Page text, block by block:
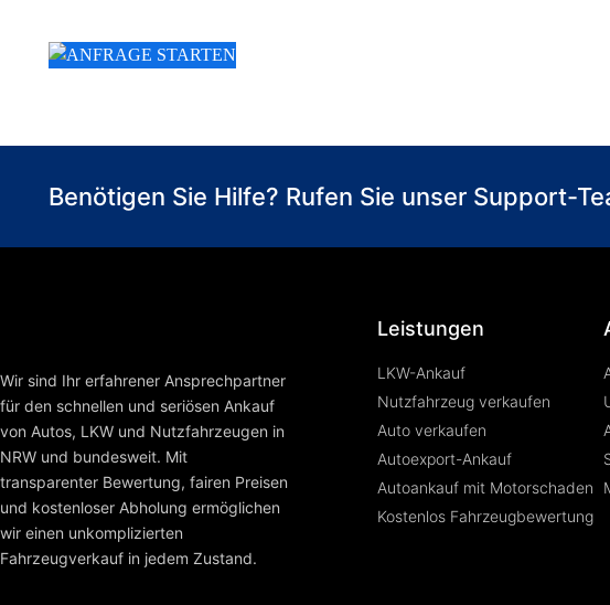
Benötigen Sie Hilfe? Rufen Sie unser Support-
Wir sind Ihr erfahrener Ansprechpartner
für den schnellen und seriösen Ankauf
von Autos, LKW und Nutzfahrzeugen in
NRW und bundesweit. Mit
transparenter Bewertung, fairen Preisen
und kostenloser Abholung ermöglichen
wir einen unkomplizierten
Fahrzeugverkauf in jedem Zustand.
Leistungen
LKW-Ankauf
Nutzfahrzeug verkaufen
Auto verkaufen
Autoexport-Ankauf
Autoankauf mit Motorschaden
Kostenlos Fahrzeugbewertung